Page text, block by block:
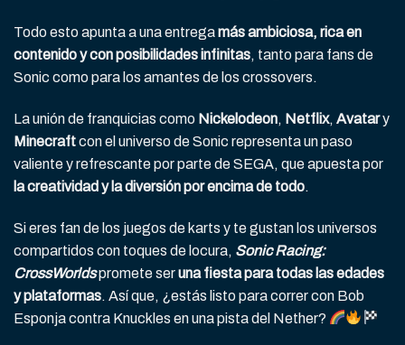
Todo esto apunta a una entregamás ambiciosa, rica en
contenido y con posibilidades infinitas, tanto para fans de
Sonic como para los amantes de los crossovers.
La unión de franquicias como Nickelodeon, Netflix, Avatary
Minecraftcon el universo de Sonic representa un paso
valiente y refrescante por parte de SEGA, que apuesta por
la creatividad y la diversión por encima de todo.
Si eres fan de los juegos de karts y te gustan los universos
compartidos con toques de locura, Sonic Racing:
CrossWorldspromete seruna fiesta para todas las edades
y plataformas. Así que, ¿estás listo para correr con Bob
Esponja contra Knuckles en una pista del Nether?